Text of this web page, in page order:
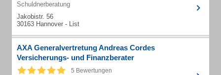
Schuldnerberatung
Jakobistr. 56
30163 Hannover - List
AXA Generalvertretung Andreas Cordes
Versicherungs- und Finanzberater
5 Bewertungen